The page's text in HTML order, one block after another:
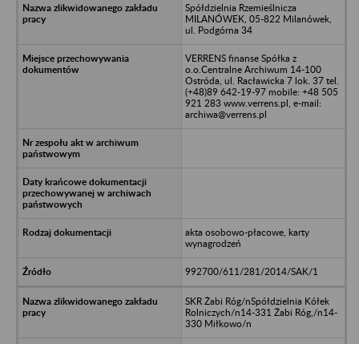
Spółdzielnia Rzemieślnicza
MILANÓWEK, 05-822 Milanówek,
ul. Podgórna 34
VERRENS finanse Spółka z
o.o.Centralne Archiwum 14-100
Ostróda, ul. Racławicka 7 lok. 37 tel.
(+48)89 642-19-97 mobile: +48 505
921 283 www.verrens.pl, e-mail:
archiwa@verrens.pl
akta osobowo-płacowe, karty
wynagrodzeń
992700/611/281/2014/SAK/1
SKR Żabi Róg/nSpółdzielnia Kółek
Rolniczych/n14-331 Żabi Róg,/n14-
330 Miłkowo/n